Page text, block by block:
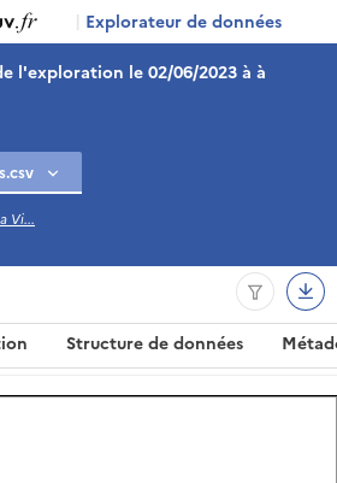
| Explorateur de données
l'exploration le 02/06/2023 à à
Vi...
Structure de données